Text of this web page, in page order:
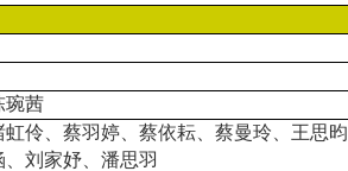
琬茜
伶、蔡羽婷、蔡依耘、蔡曼玲、王思
刘家妤、潘思羽